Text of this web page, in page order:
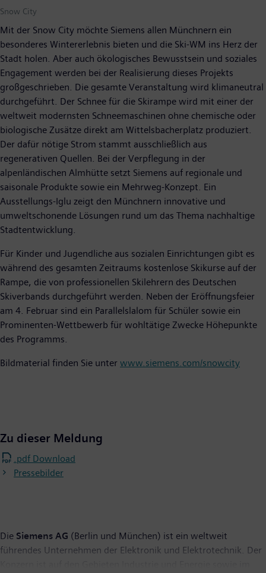
Snow City
Mit der Snow City möchte Siemens allen Münchnern ein
besonderes Wintererlebnis bieten und die Ski-WM ins Herz der
Stadt holen. Aber auch ökologisches Bewusstsein und soziales
Engagement werden bei der Realisierung dieses Projekts
großgeschrieben. Die gesamte Veranstaltung wird klimaneutral
durchgeführt. Der Schnee für die Skirampe wird mit einer der
weltweit modernsten Schneemaschinen ohne chemische oder
biologische Zusätze direkt am Wittelsbacherplatz produziert.
Der dafür nötige Strom stammt ausschließlich aus
regenerativen Quellen. Bei der Verpflegung in der
alpenländischen Almhütte setzt Siemens auf regionale und
saisonale Produkte sowie ein Mehrweg-Konzept. Ein
Ausstellungs-Iglu zeigt den Münchnern innovative und
umweltschonende Lösungen rund um das Thema nachhaltige
Stadtentwicklung.
Für Kinder und Jugendliche aus sozialen Einrichtungen gibt es
während des gesamten Zeitraums kostenlose Skikurse auf der
Rampe, die von professionellen Skilehrern des Deutschen
Skiverbands durchgeführt werden. Neben der Eröffnungsfeier
am 4. Februar sind ein Parallelslalom für Schüler sowie ein
Prominenten-Wettbewerb für wohltätige Zwecke Höhepunkte
des Programms.
Bildmaterial finden Sie unter www.siemens.com/snowcity
Zu dieser Meldung
.pdf Download
Pressebilder
Die Siemens AG (Berlin und München) ist ein weltweit
führendes Unternehmen der Elektronik und Elektrotechnik. Der